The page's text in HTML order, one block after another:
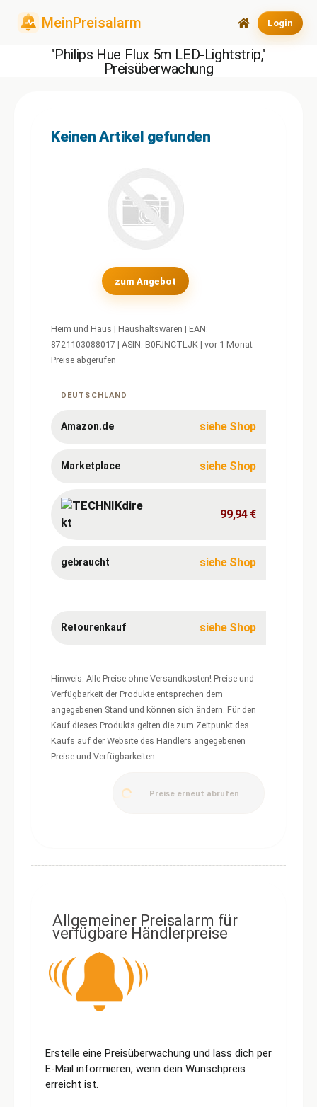
Login
"Philips Hue Flux 5m LED-Lightstrip,"
Preisüberwachung
Keinen Artikel gefunden
zum Angebot
Heim und Haus | Haushaltswaren | EAN:
8721103088017 | ASIN: B0FJNCTLJK | vor 1 Monat
Preise abgerufen
für
Flux
1200
DEUTSCHLAND
Amazon.de siehe Shop
Marketplace siehe Shop
99,94 €
gebraucht siehe Shop
Retourenkauf siehe Shop
Hinweis: Alle Preise ohne Versandkosten! Preise und
Verfügbarkeit der Produkte entsprechen dem
angegebenen Stand und können sich ändern. Für den
Kauf dieses Produkts gelten die zum Zeitpunkt des
Kaufs auf der Website des Händlers angegebenen
Preise und Verfügbarkeiten.
Preise erneut abrufen
Allgemeiner Preisalarm für
verfügbare Händlerpreise
Erstelle eine Preisüberwachung und lass dich per
E-Mail informieren, wenn dein Wunschpreis
erreicht ist.